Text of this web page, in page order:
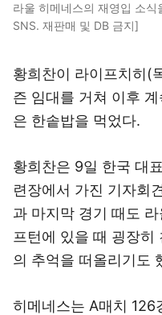
라울 히메네스의 재영입 소
SNS. 재판매 및 DB 금지]
황희찬이 라이프치히(
즌 임대를 거쳐 이후
은 한솥밥을 먹었다.
황희찬은 9일 한국 대
련장에서 가진 기자회
과 마지막 경기 때도
프턴에 있을 때 굉장
의 추억을 떠올리기도
히메네스는 A매치